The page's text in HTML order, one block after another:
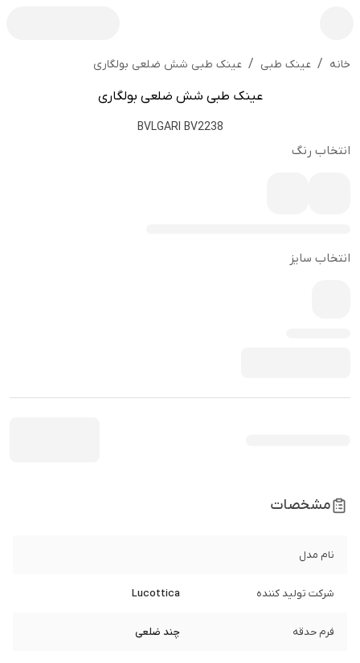
خانه / عینک طبی / عینک طبی شش ضلعی بولگاری
عینک طبی شش ضلعی بولگاری
BVLGARI BV2238
انتخاب رنگ
انتخاب سایز
مشخصات
نام مدل
شرکت تولید کننده Lucottica
فرم حدقه چند ضلعی